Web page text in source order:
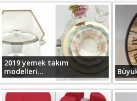
2019 yemek takım
modelleri...